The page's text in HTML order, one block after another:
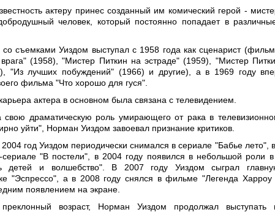
актеру принес созданный им комический герой -
человек, который постоянно попадает в
съемками Уиздом выступал с 1958 года как сценарист
(1958), "Мистер Питкин на эстраде" (1959), "Мистер
"Из лучших побуждений" (1966) и другие), а в 1969 году
фильма "Что хорошо для гуся".
актера в основном была связана с телевидением.
свою драматическую роль умирающего от рака в
уйти", Норман Уиздом завоевал признание критиков.
год Уиздом периодически снимался в сериале "Бабье лето",
"В постели", в 2004 году появился в небольшой роли
детей и волшебство". В 2007 году Уиздом сыграл
"Эспрессо", а в 2008 году снялся в фильме "Легенда Харроу
появлением на экране.
возраст, Норман Уиздом продолжал выступать